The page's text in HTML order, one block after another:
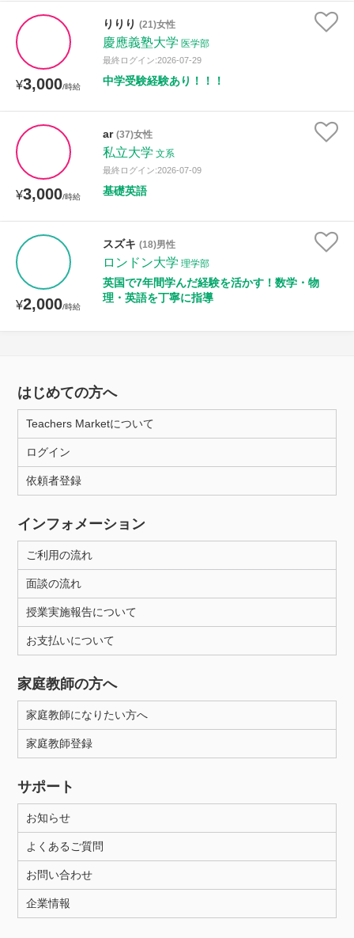
¥3,000/時給
りりり (21)女性
慶應義塾大学 医学部
最終ログイン:2026-07-29
中学受験経験あり！！！
¥3,000/時給
ar (37)女性
私立大学 文系
最終ログイン:2026-07-09
基礎英語
¥2,000/時給
スズキ (18)男性
ロンドン大学 理学部
英国で7年間学んだ経験を活かす！数学・物
理・英語を丁寧に指導
はじめての方へ
Teachers Marketについて
ログイン
依頼者登録
インフォメーション
ご利用の流れ
面談の流れ
授業実施報告について
お支払いについて
家庭教師の方へ
家庭教師になりたい方へ
家庭教師登録
サポート
お知らせ
よくあるご質問
お問い合わせ
企業情報